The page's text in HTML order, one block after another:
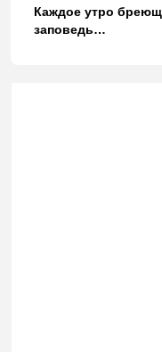
Каждое утро
заповедь…